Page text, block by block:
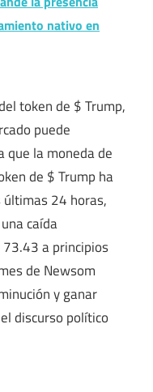
nativo en
token de $ Trump,
puede
que la moneda de
de $ Trump ha
últimas 24 horas,
caída
a principios
de Newsom
y ganar
discurso político